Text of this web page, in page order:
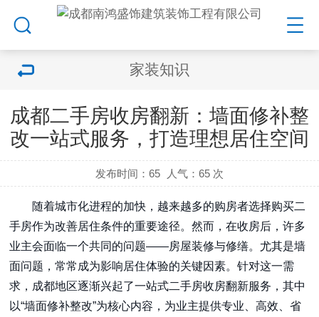
家装知识
成都二手房收房翻新：墙面修补整
改一站式服务，打造理想居住空间
发布时间：65 人气： 65 次
随着城市化进程的加快，越来越多的购房者选择购买二
手房作为改善居住条件的重要途径。然而，在收房后，许多
业主会面临一个共同的问题——房屋装修与修缮。尤其是墙
面问题，常常成为影响居住体验的关键因素。针对这一需
求，成都地区逐渐兴起了一站式二手房收房翻新服务，其中
以“墙面修补整改”为核心内容，为业主提供专业、高效、省